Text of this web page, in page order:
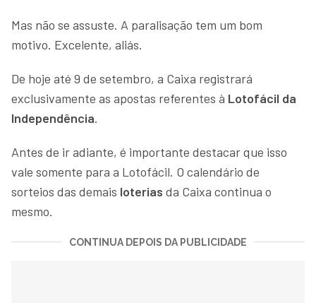
Mas não se assuste. A paralisação tem um bom
motivo. Excelente, aliás.
De hoje até 9 de setembro, a Caixa registrará
exclusivamente as apostas referentes à Lotofácil da
Independência.
Antes de ir adiante, é importante destacar que isso
vale somente para a Lotofácil. O calendário de
sorteios das demais loterias da Caixa continua o
mesmo.
CONTINUA DEPOIS DA PUBLICIDADE